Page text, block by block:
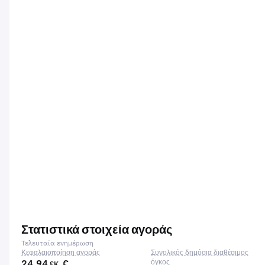
Στατιστικά στοιχεία αγοράς
Τελευταία ενημέρωση
Κεφαλαιοποίηση αγοράς
Συνολικός δημόσια διαθέσιμος
όγκος